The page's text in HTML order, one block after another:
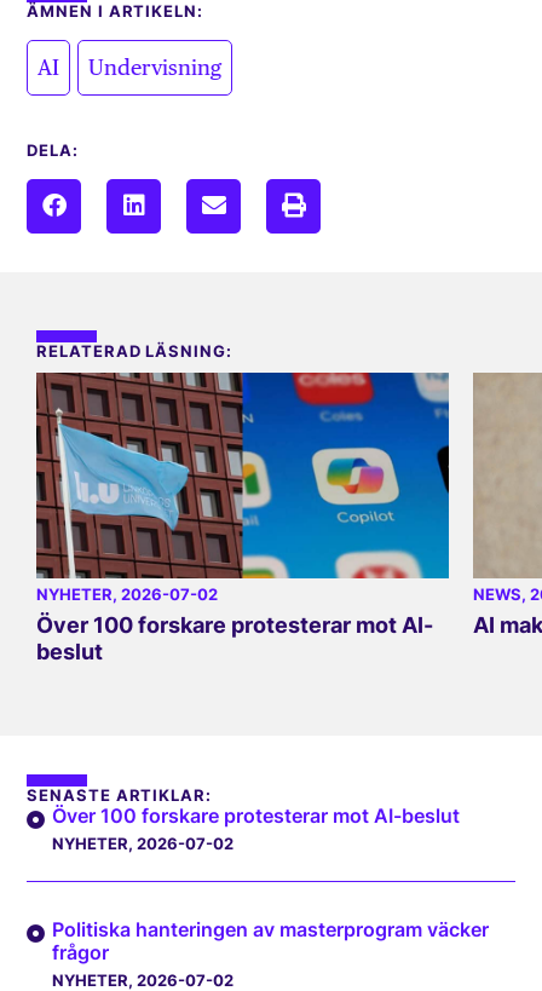
ÄMNEN I ARTIKELN:
AI Undervisning
DELA:
RELATERAD LÄSNING:
NYHETER, 2026-07-02
Över 100 forskare protesterar mot AI-
beslut
NEWS,
AI
SENASTE ARTIKLAR:
Över 100 forskare protesterar mot AI-beslut
NYHETER, 2026-07-02
Politiska hanteringen av masterprogram väcker
frågor
NYHETER, 2026-07-02